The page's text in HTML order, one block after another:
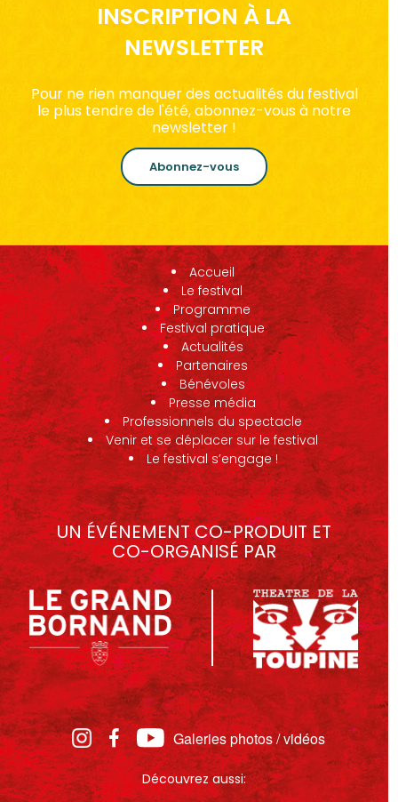
INSCRIPTION À LA
NEWSLETTER
Pour ne rien manquer des actualités du festival
le plus tendre de l'été, abonnez-vous à notre
newsletter !
Abonnez-vous
Accueil
Le festival
Programme
Festival pratique
Actualités
Partenaires
Bénévoles
Presse média
Professionnels du spectacle
Venir et se déplacer sur le festival
Le festival s’engage !
UN ÉVÉNEMENT CO-PRODUIT ET
CO-ORGANISÉ PAR
Galeries photos / vidéos
Découvrez aussi: